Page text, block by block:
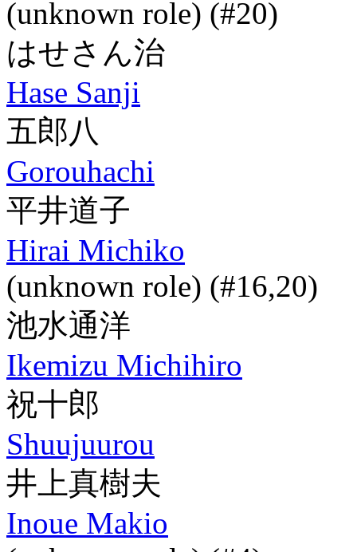
(unknown role) (#20)
はせさん治
Hase Sanji
五郎八
Gorouhachi
平井道子
Hirai Michiko
(unknown role) (#16,20)
池水通洋
Ikemizu Michihiro
祝十郎
Shuujuurou
井上真樹夫
Inoue Makio